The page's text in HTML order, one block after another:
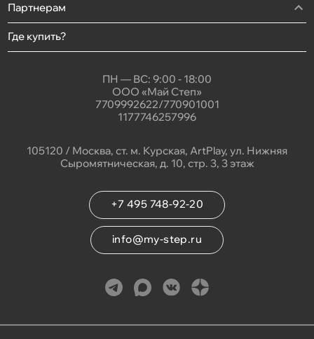
Партнерам
Где купить?
ПН — ВС: 9:00 - 18:00
ООО «Май Степ»
7709992622/770901001
1177746257996
105120 / Москва, ст. м. Курская, ArtPlay, ул. Нижняя
Сыромятническая, д. 10, стр. 3, 3 этаж
+7 495 748-92-20
info@my-step.ru